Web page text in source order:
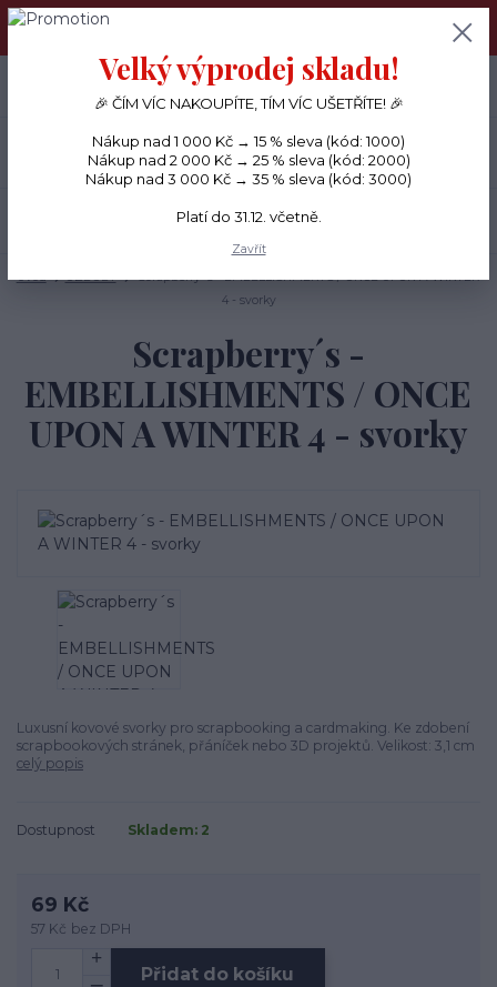
PŘÁNÍČKA a PAPÍROVÉ DÁRKY odesílám každý den, KREATIVNÍ
Menu
CZK
+420 734 380 930
(Po-Ne, 8-20 hod.)
4 - svorky
Scrapberry´s -
EMBELLISHMENTS / ONCE
UPON A WINTER 4 - svorky
Luxusní kovové svorky pro scrapbooking a cardmaking. Ke zdobení
scrapbookových stránek, přáníček nebo 3D projektů. Velikost: 3,1 cm
celý popis
Dostupnost Skladem: 2
69 Kč
57 Kč bez DPH
Přidat do košíku
Velký výprodej skladu!
🎉 ČÍM VÍC NAKOUPÍTE, TÍM VÍC UŠETŘÍTE! 🎉
Nákup nad 1 000 Kč → 15 % sleva (kód: 1000)
Nákup nad 2 000 Kč → 25 % sleva (kód: 2000)
Nákup nad 3 000 Kč → 35 % sleva (kód: 3000)
Platí do 31.12. včetně.
Zavřít